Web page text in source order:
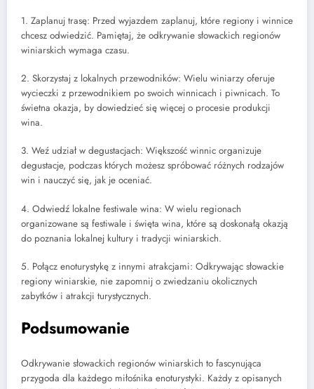
1. Zaplanuj trasę: Przed wyjazdem zaplanuj, które regiony i winnice
chcesz odwiedzić. Pamiętaj, że odkrywanie słowackich regionów
winiarskich wymaga czasu.
2. Skorzystaj z lokalnych przewodników: Wielu winiarzy oferuje
wycieczki z przewodnikiem po swoich winnicach i piwnicach. To
świetna okazja, by dowiedzieć się więcej o procesie produkcji
wina.
3. Weź udział w degustacjach: Większość winnic organizuje
degustacje, podczas których możesz spróbować różnych rodzajów
win i nauczyć się, jak je oceniać.
4. Odwiedź lokalne festiwale wina: W wielu regionach
organizowane są festiwale i święta wina, które są doskonałą okazją
do poznania lokalnej kultury i tradycji winiarskich.
5. Połącz enoturystykę z innymi atrakcjami: Odkrywając słowackie
regiony winiarskie, nie zapomnij o zwiedzaniu okolicznych
zabytków i atrakcji turystycznych.
Podsumowanie
Odkrywanie słowackich regionów winiarskich to fascynująca
przygoda dla każdego miłośnika enoturystyki. Każdy z opisanych